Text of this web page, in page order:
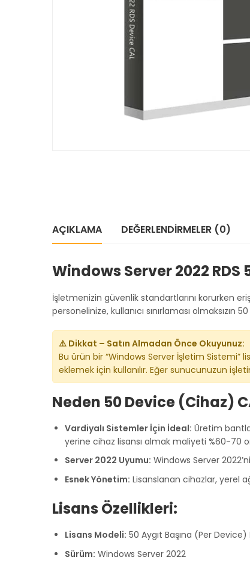
AÇIKLAMA DEĞERLENDIRMELER (0)
Windows Server 2022
İşletmenizin güvenlik standartlarını korurken
personelinize, kullanıcı sınırlaması
⚠️ Dikkat – Satın Almadan Önce Okuyunuz:
Bu ürün bir “Windows Server İşletim Sistemi”
eklemek için kullanılır. Eğer sunucunuzun
Neden 50 Device (Cihaz)
Vardiyalı Sistemler İçin İdeal: Üretim
yerine cihaz lisansı almak maliyeti %60-70
Server 2022 Uyumu: Windows Server
Esnek Yönetim: Lisanslanan cihazlar, yerel
Lisans Özellikleri:
Lisans Modeli: 50 Aygıt Başına (Per Device)
Sürüm: Windows Server 2022